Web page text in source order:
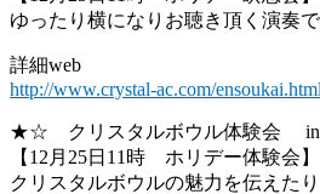
ゆったり横になりお聴き頂く演奏で
詳細web
http://www.crystal-ac.com/ensoukai.html
★☆ クリスタルボウル体験会
【12月25日11時 ホリデー体験会
クリスタルボウルの魅力を伝えた